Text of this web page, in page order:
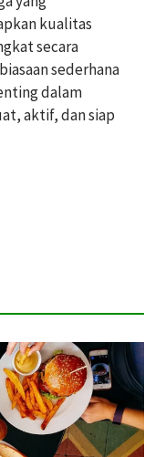
kualitas
secara
sederhana
dalam
aktif, dan siap